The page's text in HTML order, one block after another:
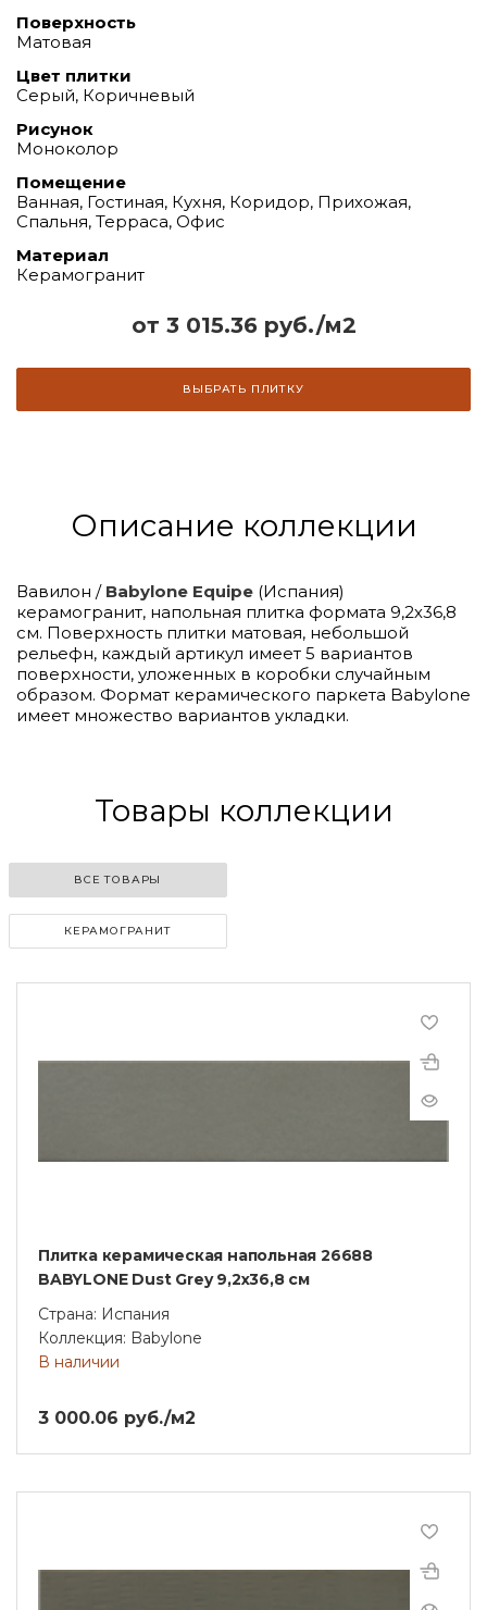
от 3 015.36 руб./м2
ВЫБРАТЬ ПЛИТКУ
Поверхность
Матовая
Цвет плитки
Серый, Коричневый
Рисунок
Моноколор
Помещение
Ванная, Гостиная, Кухня, Коридор, Прихожая,
Спальня, Терраса, Офис
Материал
Керамогранит
Описание коллекции
Вавилон / Babylone Equipe (Испания)
керамогранит, напольная плитка формата 9,2х36,8
см. Поверхность плитки матовая, небольшой
рельефн, каждый артикул имеет 5 вариантов
поверхности, уложенных в коробки случайным
образом. Формат керамического паркета Babylone
имеет множество вариантов укладки.
Товары коллекции
ВСЕ ТОВАРЫ
КЕРАМОГРАНИТ
Плитка керамическая напольная 26688
BABYLONE Dust Grey 9,2х36,8 см
Страна: Испания
Коллекция: Babylone
В наличии
3 000.06 руб./м2